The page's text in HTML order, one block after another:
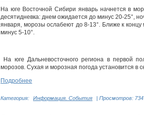
На юге Восточной Сибири январь начнется в
десятидневка: днем ожидается до минус 20-25°,
января, морозы ослабеют до 8-13°. Ближе к
минус 5-10°.
На юге Дальневосточного региона в первой
морозов. Сухая и морозная погода установится в
Подробнее
Категория: Информация. События | Просмотров: